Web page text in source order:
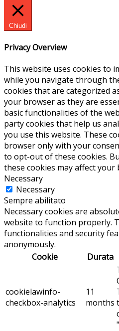
Chiudi
Privacy Overview
This website uses cookies to
while you navigate through
cookies that are categorized
your browser as they are
basic functionalities of the
party cookies that help us
you use this website. These
browser only with your
to opt-out of these cookies.
these cookies may affect your
Necessary
Necessary
Sempre abilitato
Necessary cookies are
website to function properly.
functionalities and security
anonymously.
Cookie
Durata
cookielawinfo-
checkbox-analytics
11
months